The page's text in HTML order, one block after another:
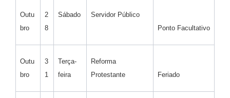
Outu
bro
2
8
Sábado
Servidor Público
Ponto Facultativo
Outu
bro
3
1
Terça-
feira
Reforma
Protestante
Feriado